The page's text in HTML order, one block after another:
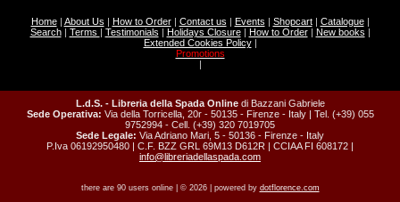
Home| About Us | How to Order| Contact us | Events | Shopcart| Catalogue|
Search| Terms | Testimonials | Holidays Closure| How to Order| New books |
Extended Cookies Policy|
Promotions
|
L.d.S. - Libreria della Spada Online di Bazzani Gabriele
Sede Operativa: Via della Torricella, 20r - 50135 - Firenze - Italy | Tel. (+39) 055
9752994 - Cell. (+39) 320 7019705
Sede Legale: Via Adriano Mari, 5 - 50136 - Firenze - Italy
P.Iva 06192950480 | C.F. BZZ GRL 69M13 D612R | CCIAA FI 608172 |
info@libreriadellaspada.com
there are 90 users online | © 2026 | powered by dotflorence.com